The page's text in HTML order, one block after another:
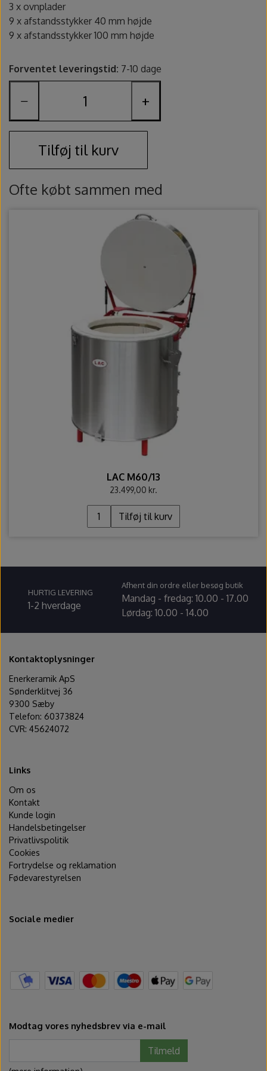
Jungle Gems
Velvet underglasur
Skinner
Spande, sigter og skeer
Lerruller, udstansere og ekstruder
Gips, gipsforme og gipsplader
Udstikkere og bogstaver
3 x ovnplader
9 x afstandsstykker 40 mm højde
9 x afstandsstykker 100 mm højde
Forventet leveringstid: 7-10 dage
− +
Tilføj til kurv
Ofte købt sammen med
LAC M60/13
23.499,00 kr.
Tilføj til kurv
HURTIG LEVERING
1-2 hverdage
Afhent din ordre eller besøg butik
Mandag - fredag: 10.00 - 17.00
Lørdag: 10.00 - 14.00
Kontaktoplysninger
Enerkeramik ApS
Sønderklitvej 36
9300 Sæby
Telefon: 60373824
CVR: 45624072
Links
Om os
Kontakt
Kunde login
Handelsbetingelser
Privatlivspolitik
Cookies
Fortrydelse og reklamation
Fødevarestyrelsen
Sociale medier
Modtag vores nyhedsbrev via e-mail
Tilmeld